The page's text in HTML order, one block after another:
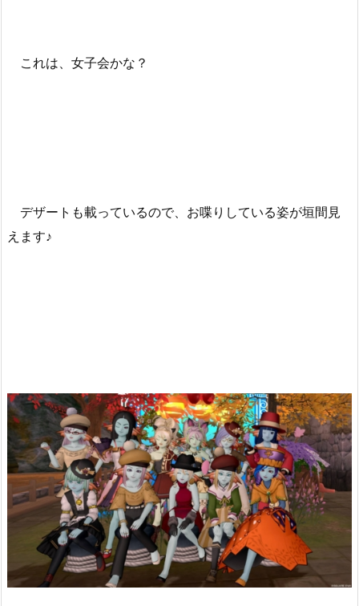
これは、女子会かな？
デザートも載っているので、お喋りしている姿が垣間見
えます♪